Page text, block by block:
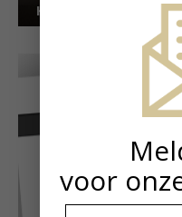
Kunstuitleen voor
voor